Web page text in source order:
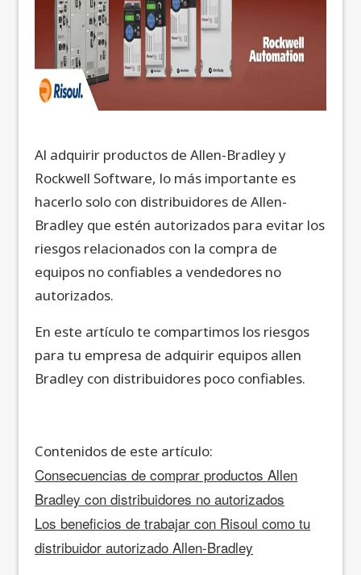
Al adquirir productos de Allen-Bradley y
Rockwell Software, lo más importante es
hacerlo solo con distribuidores de Allen-
Bradley que estén autorizados para evitar los
riesgos relacionados con la compra de
equipos no confiables a vendedores no
autorizados.
En este artículo te compartimos los riesgos
para tu empresa de adquirir equipos allen
Bradley con distribuidores poco confiables.
Contenidos de este artículo:
Consecuencias de comprar productos Allen
Bradley con distribuidores no autorizados
Los beneficios de trabajar con Risoul como tu
distribuidor autorizado Allen-Bradley